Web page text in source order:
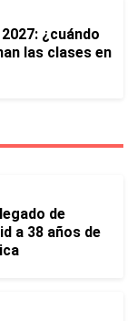
¿cuándo
las clases en
de
a 38 años de